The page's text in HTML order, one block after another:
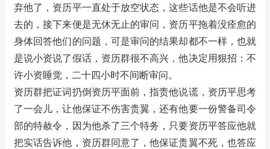
弃他了，资历平一直处于放空状态，这些话他是不会听进
去的，接下来便是无休无止的审问，资历平拖着没痊愈的
身体回答他们的问题，可是审问的结果却都不一样，也就
是说小资说了假话，资历群很不高兴，他决定用狠招：不
许小资睡觉，二十四小时不间断审问。
资历群把证词扔倒资历平面前，指责他说谎，资历平思考
了一会儿，让他保证不伤害贵翼，还有他要一份警备司令
部的特赦令，因为他杀了三个特务，只要资历平答应他就
把实话告诉他，资历群同意了，他保证贵翼不死，也答应